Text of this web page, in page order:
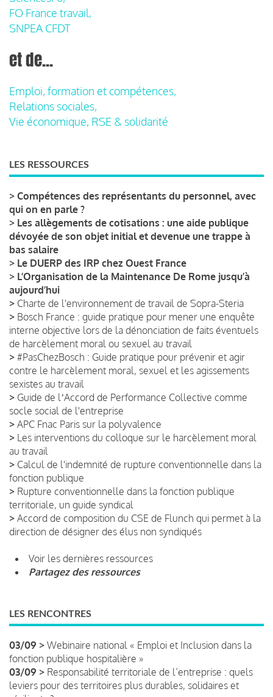
FO France travail,
SNPEA CFDT
et de...
Emploi, formation et compétences,
Relations sociales,
Vie économique, RSE & solidarité
LES RESSOURCES
> Compétences des représentants du personnel, avec
qui on en parle ?
> Les allègements de cotisations : une aide publique
dévoyée de son objet initial et devenue une trappe à
bas salaire
> Le DUERP des IRP chez Ouest France
> L’Organisation de la Maintenance De Rome jusqu’à
aujourd’hui
> Charte de l'environnement de travail de Sopra-Steria
> Bosch France : guide pratique pour mener une enquête
interne objective lors de la dénonciation de faits éventuels
de harcèlement moral ou sexuel au travail
> #PasChezBosch : Guide pratique pour prévenir et agir
contre le harcèlement moral, sexuel et les agissements
sexistes au travail
> Guide de lʼAccord de Performance Collective comme
socle social de l'entreprise
> APC Fnac Paris sur la polyvalence
> Les interventions du colloque sur le harcèlement moral
au travail
> Calcul de l'indemnité de rupture conventionnelle dans la
fonction publique
> Rupture conventionnelle dans la fonction publique
territoriale, un guide syndical
> Accord de composition du CSE de Flunch qui permet à la
direction de désigner des élus non syndiqués
Voir les dernières ressources
Partagez des ressources
LES RENCONTRES
03/09 > Webinaire national « Emploi et Inclusion dans la
fonction publique hospitalière »
03/09 > Responsabilité territoriale de l’entreprise : quels
leviers pour des territoires plus durables, solidaires et